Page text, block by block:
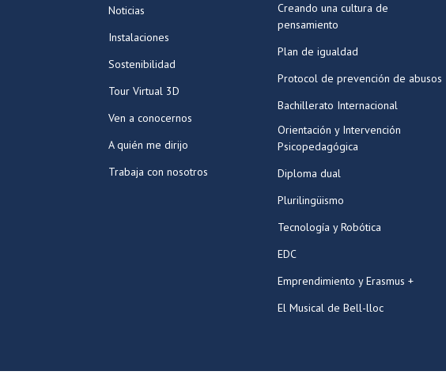
Noticias
Instalaciones
Sostenibilidad
Tour Virtual 3D
Ven a conocernos
A quién me dirijo
Trabaja con nosotros
Creando una cultura de
pensamiento
Plan de igualdad
Protocol de prevención de abusos
Bachillerato Internacional
Orientación y Intervención
Psicopedagógica
Diploma dual
Plurilingüismo
Tecnología y Robótica
EDC
Emprendimiento y Erasmus +
El Musical de Bell-lloc